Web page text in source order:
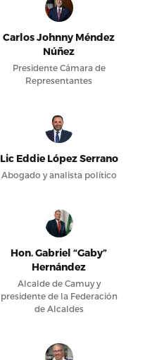
Carlos Johnny Méndez
Núñez
Presidente Cámara de
Representantes
Lic Eddie López Serrano
Abogado y analista político
Hon. Gabriel “Gaby”
Hernández
Alcalde de Camuy y
presidente de la Federación
de Alcaldes